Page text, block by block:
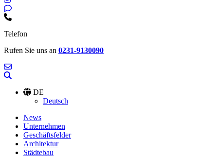
Telefon
Rufen Sie uns an 0231-9130090
DE
Deutsch
News
Unternehmen
Geschäftsfelder
Architektur
Städtebau